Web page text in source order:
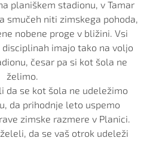
planiškem stadionu, v Tamar
smučeh niti zimskega pohoda,
nobene proge v bližini. Vsi
imajo tako na voljo
česar pa si kot šola ne
želimo.
da se kot šola ne udeležimo
da prihodnje leto uspemo
zimske razmere v Planici.
da se vaš otrok udeleži